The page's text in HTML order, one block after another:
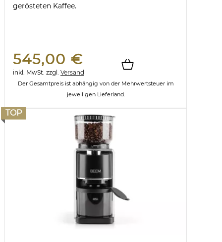
gerösteten Kaffee.
545,00 €
inkl. MwSt. zzgl. Versand
Der Gesamtpreis ist abhängig von der Mehrwertsteuer im
jeweiligen Lieferland.
TOP